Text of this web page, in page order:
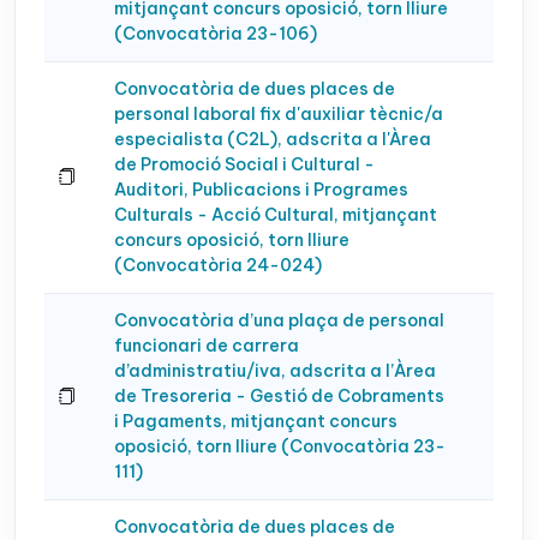
mitjançant concurs oposició, torn lliure
(Convocatòria 23-106)
Convocatòria de dues places de
personal laboral fix d'auxiliar tècnic/a
especialista (C2L), adscrita a l'Àrea
de Promoció Social i Cultural -
Auditori, Publicacions i Programes
Culturals - Acció Cultural, mitjançant
concurs oposició, torn lliure
(Convocatòria 24-024)
Convocatòria d’una plaça de personal
funcionari de carrera
d’administratiu/iva, adscrita a l’Àrea
de Tresoreria - Gestió de Cobraments
i Pagaments, mitjançant concurs
oposició, torn lliure (Convocatòria 23-
111)
Convocatòria de dues places de